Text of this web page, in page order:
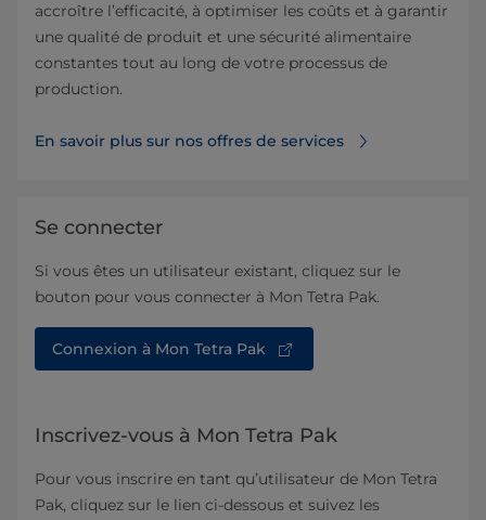
accroître l’efficacité, à optimiser les coûts et à garantir
une qualité de produit et une sécurité alimentaire
constantes tout au long de votre processus de
production.
En savoir plus sur nos offres de services
Se connecter
Si vous êtes un utilisateur existant, cliquez sur le
bouton pour vous connecter à Mon Tetra Pak.
Connexion à Mon Tetra Pak
Inscrivez-vous à Mon Tetra Pak
Pour vous inscrire en tant qu’utilisateur de Mon Tetra
Pak, cliquez sur le lien ci-dessous et suivez les